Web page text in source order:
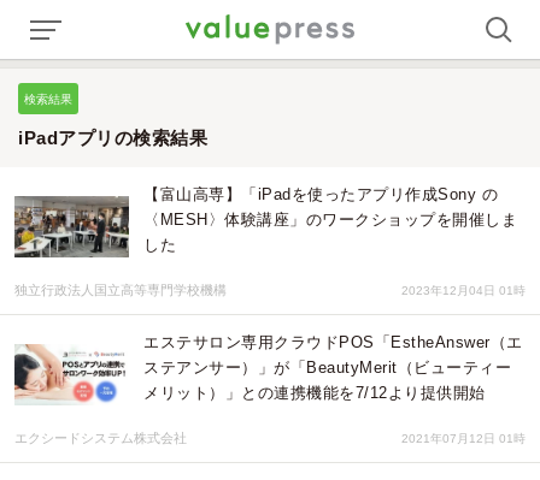
検索結果
iPadアプリの検索結果
【富山高専】「iPadを使ったアプリ作成Sony の
〈MESH〉体験講座」のワークショップを開催しま
した
独立行政法人国立高等専門学校機構 2023年12月04日 01時
エステサロン専用クラウドPOS「EstheAnswer（エ
ステアンサー）」が「BeautyMerit（ビューティー
メリット）」との連携機能を7/12より提供開始
エクシードシステム株式会社 2021年07月12日 01時